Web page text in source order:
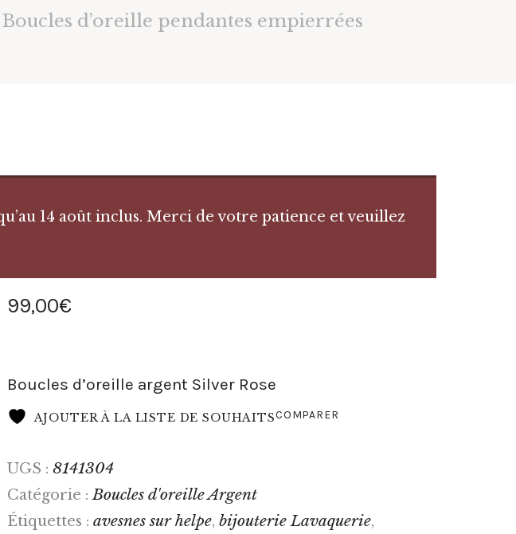
Boucles d’oreille pendantes empierrées
14 août inclus. Merci de votre patience et veuillez
99,00€
Boucles d’oreille argent Silver Rose
AJOUTER À LA LISTE DE SOUHAITSCOMPARER
UGS : 8141304
Catégorie :Boucles d'oreille Argent
Étiquettes : avesnes sur helpe, bijouterie Lavaquerie,